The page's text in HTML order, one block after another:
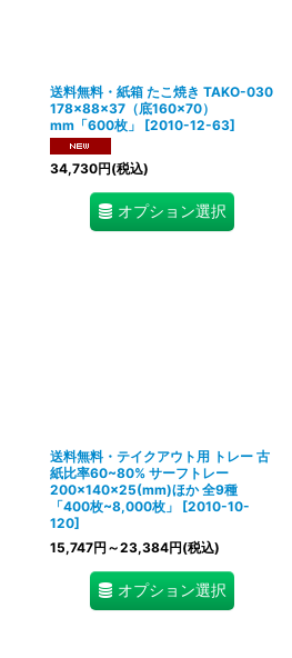
送料無料・紙箱 たこ焼き TAKO-030
178×88×37（底160×70）
mm「600枚」
[2010-12-63]
34,730円(税込)
オプション選択
送料無料・テイクアウト用 トレー 古
紙比率60~80% サーフトレー
200×140×25(mm)ほか 全9種
「400枚~8,000枚」
[2010-10-
120]
15,747円 ～23,384円(税込)
オプション選択